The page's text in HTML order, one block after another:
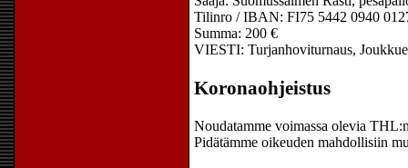
Tilinro / IBAN: FI75 5442 0940
Summa: 200 €
VIESTI: Turjanhoviturnaus,
Koronaohjeistus
Noudatamme voimassa olevia
Pidätämme oikeuden mahdollisiin